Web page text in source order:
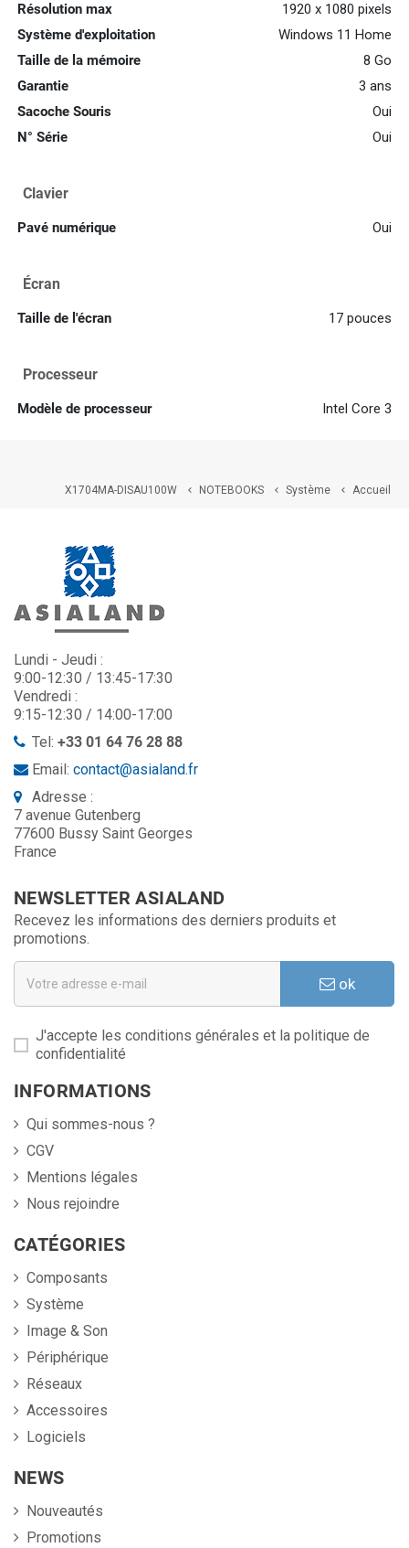
Résolution max
1920 x 1080 pixels
Système d'exploitation
Windows 11 Home
Taille de la mémoire
8 Go
Garantie
3 ans
Sacoche Souris
Oui
N° Série
Oui
Clavier
Pavé numérique Oui
Écran
Taille de l'écran 17 pouces
Processeur
Modèle de processeur Intel Core 3
Accueil

Système

NOTEBOOKS

X1704MA-DISAU100W
Lundi - Jeudi :
9:00-12:30 / 13:45-17:30
Vendredi :
9:15-12:30 / 14:00-17:00
Tel: +33 01 64 76 28 88
Email: contact@asialand.fr
Adresse :
7 avenue Gutenberg
77600 Bussy Saint Georges
France
NEWSLETTER ASIALAND
Recevez les informations des derniers produits et
promotions.
ok
J'accepte les conditions générales et la politique de
confidentialité
INFORMATIONS
Qui sommes-nous ?
CGV
Mentions légales
Nous rejoindre
CATÉGORIES
Composants
Système
Image & Son
Périphérique
Réseaux
Accessoires
Logiciels
NEWS
Nouveautés
Promotions